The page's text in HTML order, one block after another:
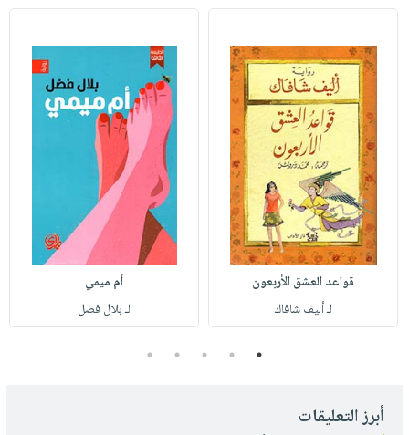
قواعد العشق الأربعون
لـ أليف شافاك
أم ميمي
لـ بلال فضل
1
2
3
4
5
أبرز التعليقات